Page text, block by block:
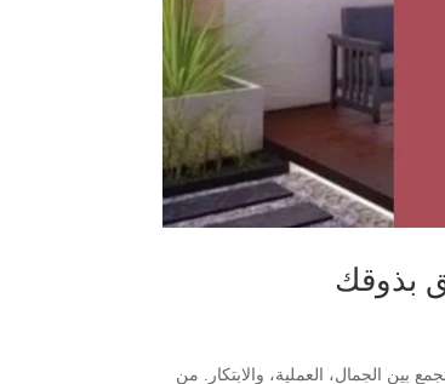
بذوقك
بين الجمال، العملية، والابتكار. من